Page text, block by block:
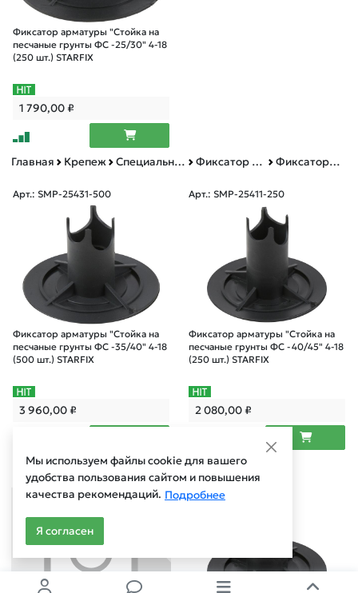
Фиксатор арматуры "Стойка на
песчаные грунты ФС -25/30" 4-18
(250 шт.) STARFIX
1 790,00₽
Главная Крепеж Специальный крепеж Фиксатор арматуры Фиксаторы арматуры упаковки
Арт.: SMP-25431-500
Фиксатор арматуры "Стойка на
песчаные грунты ФС -35/40" 4-18
(500 шт.) STARFIX
3 960,00₽
Арт.: SMP-25411-250
Фиксатор арматуры "Стойка на
песчаные грунты ФС -40/45" 4-18
(250 шт.) STARFIX
2 080,00₽
Арт.: SMP-70421-250 Арт.: SMP-70421-500
Мы используем файлы cookie для вашего
удобства пользования сайтом и повышения
качества рекомендаций. Подробнее
Я согласен